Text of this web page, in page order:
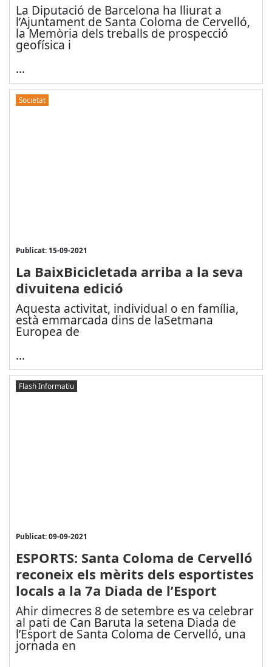
La Diputació de Barcelona ha lliurat a
l’Ajuntament de Santa Coloma de Cervelló,
la Memòria dels treballs de prospecció
geofísica i
...
Societat
Publicat: 15-09-2021
La BaixBicicletada arriba a la seva
divuitena edició
Aquesta activitat, individual o en família,
està emmarcada dins de laSetmana
Europea de
...
Flash Informatiu
Publicat: 09-09-2021
ESPORTS: Santa Coloma de Cervelló
reconeix els mèrits dels esportistes
locals a la 7a Diada de l’Esport
Ahir dimecres 8 de setembre es va celebrar
al pati de Can Baruta la setena Diada de
l’Esport de Santa Coloma de Cervelló, una
jornada en